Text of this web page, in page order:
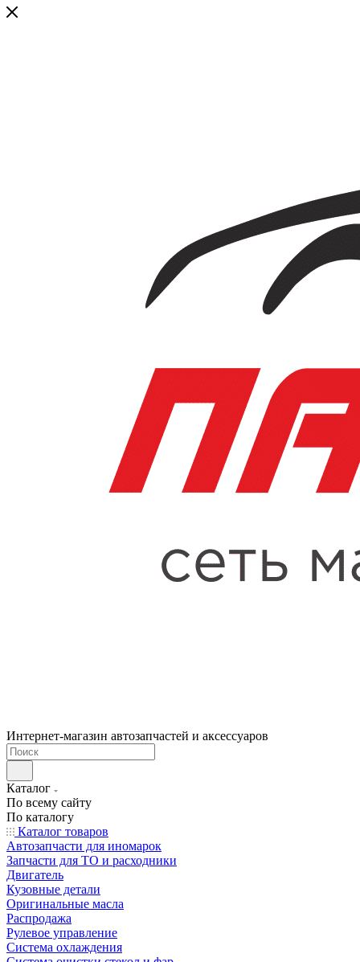
Интернет-магазин автозапчастей и аксессуаров
Каталог
По всему сайту
По каталогу
Каталог товаров
Автозапчасти для иномарок
Запчасти для ТО и расходники
Двигатель
Кузовные детали
Оригинальные масла
Распродажа
Рулевое управление
Система охлаждения